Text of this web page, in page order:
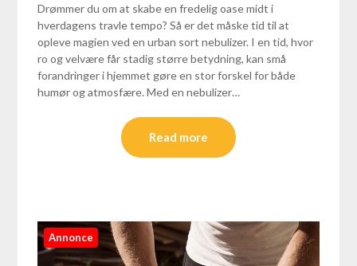
Drømmer du om at skabe en fredelig oase midt i
hverdagens travle tempo? Så er det måske tid til at
opleve magien ved en urban sort nebulizer. I en tid, hvor
ro og velvære får stadig større betydning, kan små
forandringer i hjemmet gøre en stor forskel for både
humør og atmosfære. Med en nebulizer…
Read more
Annonce